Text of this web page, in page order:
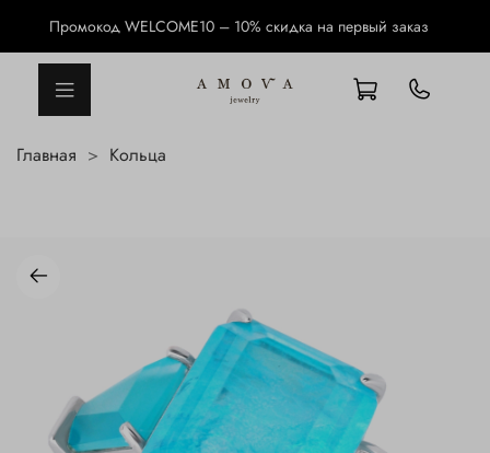
Промокод WELCOME10 – 10% скидка на первый заказ
Главная Кольца